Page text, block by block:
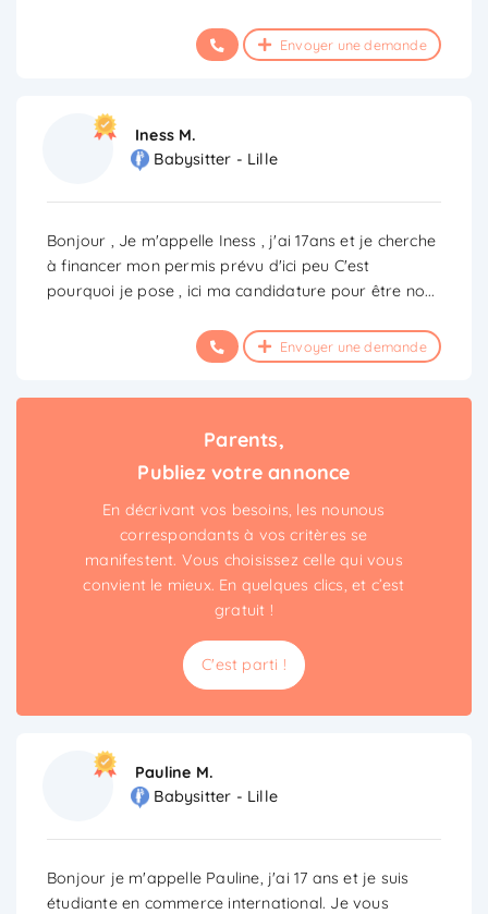
Envoyer une demande
Iness M.
Babysitter - Lille
Bonjour , Je m'appelle Iness , j'ai 17ans et je cherche
à financer mon permis prévu d'ici peu C'est
pourquoi je pose , ici ma candidature pour être no...
Envoyer une demande
Parents,
Publiez votre annonce
En décrivant vos besoins, les nounous
correspondants à vos critères se
manifestent. Vous choisissez celle qui vous
convient le mieux. En quelques clics, et c’est
gratuit !
C'est parti !
Pauline M.
Babysitter - Lille
Bonjour je m'appelle Pauline, j'ai 17 ans et je suis
étudiante en commerce international. Je vous